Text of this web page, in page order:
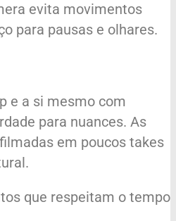
evita movimentos
para pausas e olhares.
e a si mesmo com
para nuances. As
em poucos takes
que respeitam o tempo